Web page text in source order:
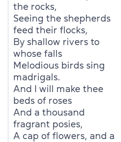
the rocks,
Seeing the shepherds
feed their flocks,
By shallow rivers to
whose falls
Melodious birds sing
madrigals.
And I will make thee
beds of roses
And a thousand
fragrant posies,
A cap of flowers, and a